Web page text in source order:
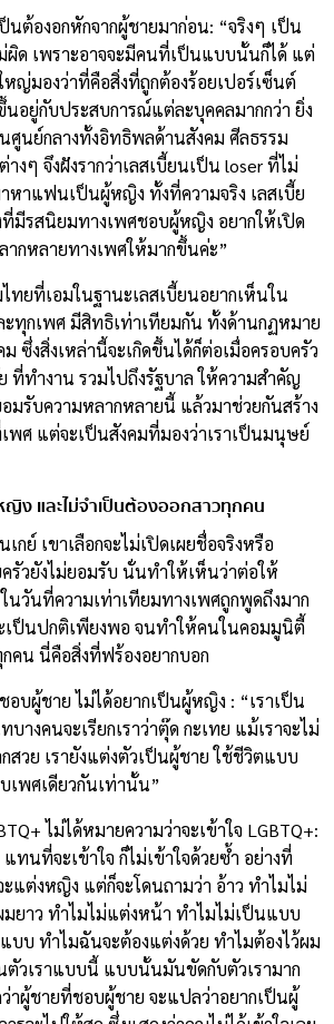
นต้องอกหักจากผู้ชายมาก่อน: “จริงๆ เป็น
ผิด เพราะอาจจะมีคนที่เป็นแบบนั้นก็ได้ แต่
ญ่มองว่าที่คือสิ่งที่ถูกต้องร้อยเปอร์เซ็นต์
นอยู่กับประสบการณ์แต่ละบุคคลมากกว่า ยิ่ง
ศูนย์กลางทั้งอิทธิพลด้านสังคม ศีลธรรม
งๆ จึงฝังรากว่าเลสเบี้ยนเป็น loser ที่ไม่
หาแฟนเป็นผู้หญิง ทั้งที่ความจริง เลสเบี้ย
รสนิยมทางเพศชอบผู้หญิง อยากให้เปิด
ากหลายทางเพศให้มากขึ้นค่ะ”
ทยที่เอมในฐานะเลสเบี้ยนอยากเห็นใน
ทุกเพศ มีสิทธิเท่าเทียมกัน ทั้งด้านกฏหมาย
ซึ่งสิ่งเหล่านี้จะเกิดขึ้นได้ก็ต่อเมื่อครอบครัว
ที่ทำงาน รวมไปถึงรัฐบาล ให้ความสำคัญ
มรับความหลากหลายนี้ แล้วมาช่วยกันสร้าง
พศ แต่จะเป็นสังคมที่มองว่าเราเป็นมนุษย์
ญิง และไม่จำเป็นต้องออกสาวทุกคน
กย์ เขาเลือกจะไม่เปิดเผยชื่อจริงหรือ
รัวยังไม่ยอมรับ นั่นทำให้เห็นว่าต่อให้
นวันที่ความเท่าเทียมทางเพศถูกพูดถึงมาก
เป็นปกติเพียงพอ จนทำให้คนในคอมมูนิตี้
คน นี่คือสิ่งที่ฟร้องอยากบอก
บผู้ชาย ไม่ได้อยากเป็นผู้หญิง : “เราเป็น
างคนจะเรียกเราว่าตุ๊ด กะเทย แม้เราจะไม่
สวย เรายังแต่งตัวเป็นผู้ชาย ใช้ชีวิตแบบ
พศเดียวกันเท่านั้น”
ไม่ได้หมายความว่าจะเข้าใจ LGBTQ+:
ทนที่จะเข้าใจ ก็ไม่เข้าใจด้วยซ้ำ อย่างที่
ะแต่งหญิง แต่ก็จะโดนถามว่า อ้าว ทำไมไม่
ยาว ทำไมไม่แต่งหน้า ทำไมไม่เป็นแบบ
บบ ทำไมฉันจะต้องแต่งด้วย ทำไมต้องไว้ผม
ตัวเราแบบนี้ แบบนั้นมันขัดกับตัวเรามาก
าผู้ชายที่ชอบผู้ชาย จะแปลว่าอยากเป็นผู้